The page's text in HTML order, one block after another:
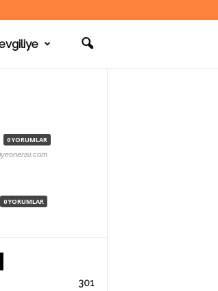
0 YORUMLAR
0 YORUMLAR
301